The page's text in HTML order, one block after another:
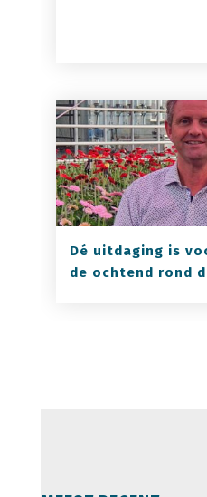
Dé uitdaging is
de ochtend rond